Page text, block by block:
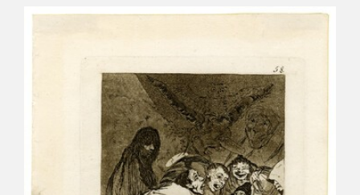
GOYA EN ARAGÓN
PREMIO ARAGÓN GOYA